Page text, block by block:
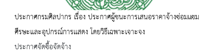
ประกาศกรมศิลปากร เรื่อง ประกาศผู้ชนะการเสนอราคาจ้างซ่อมเเซม
ศีรษะและอุปกรณ์การเเสดง โดยวิธีเฉพาะเจาะจง
ประกาศจัดซื้อจัดจ้าง